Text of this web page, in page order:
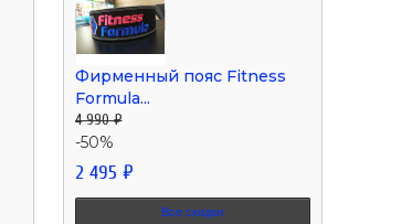
Фирменный пояс Fitness
Formula...
4 990 ₽
-50%
2 495 ₽
Все скидки